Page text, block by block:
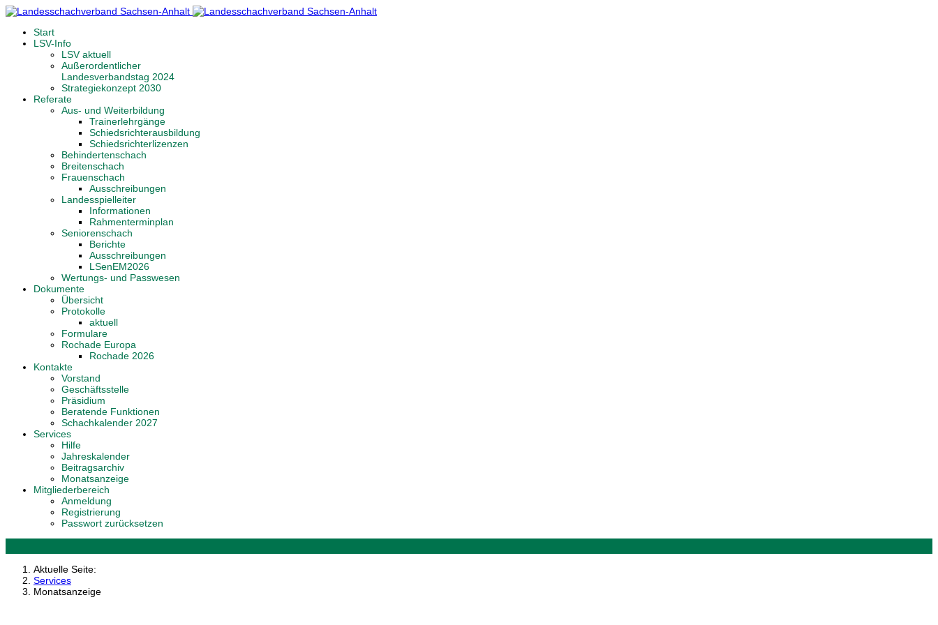
Start
LSV-Info
LSV aktuell
Außerordentlicher
Landesverbandstag 2024
Strategiekonzept 2030
Referate
Aus- und Weiterbildung
Trainerlehrgänge
Schiedsrichterausbildung
Schiedsrichterlizenzen
Behindertenschach
Breitenschach
Frauenschach
Ausschreibungen
Landesspielleiter
Informationen
Rahmenterminplan
Seniorenschach
Berichte
Ausschreibungen
LSenEM2026
Wertungs- und Passwesen
Dokumente
Übersicht
Protokolle
aktuell
Formulare
Rochade Europa
Rochade 2026
Kontakte
Vorstand
Geschäftsstelle
Präsidium
Beratende Funktionen
Schachkalender 2027
Services
Hilfe
Jahreskalender
Beitragsarchiv
Monatsanzeige
Mitgliederbereich
Anmeldung
Registrierung
Passwort zurücksetzen
Aktuelle Seite:
Services
Monatsanzeige